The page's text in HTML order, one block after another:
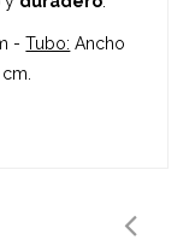
-Tubo: Ancho